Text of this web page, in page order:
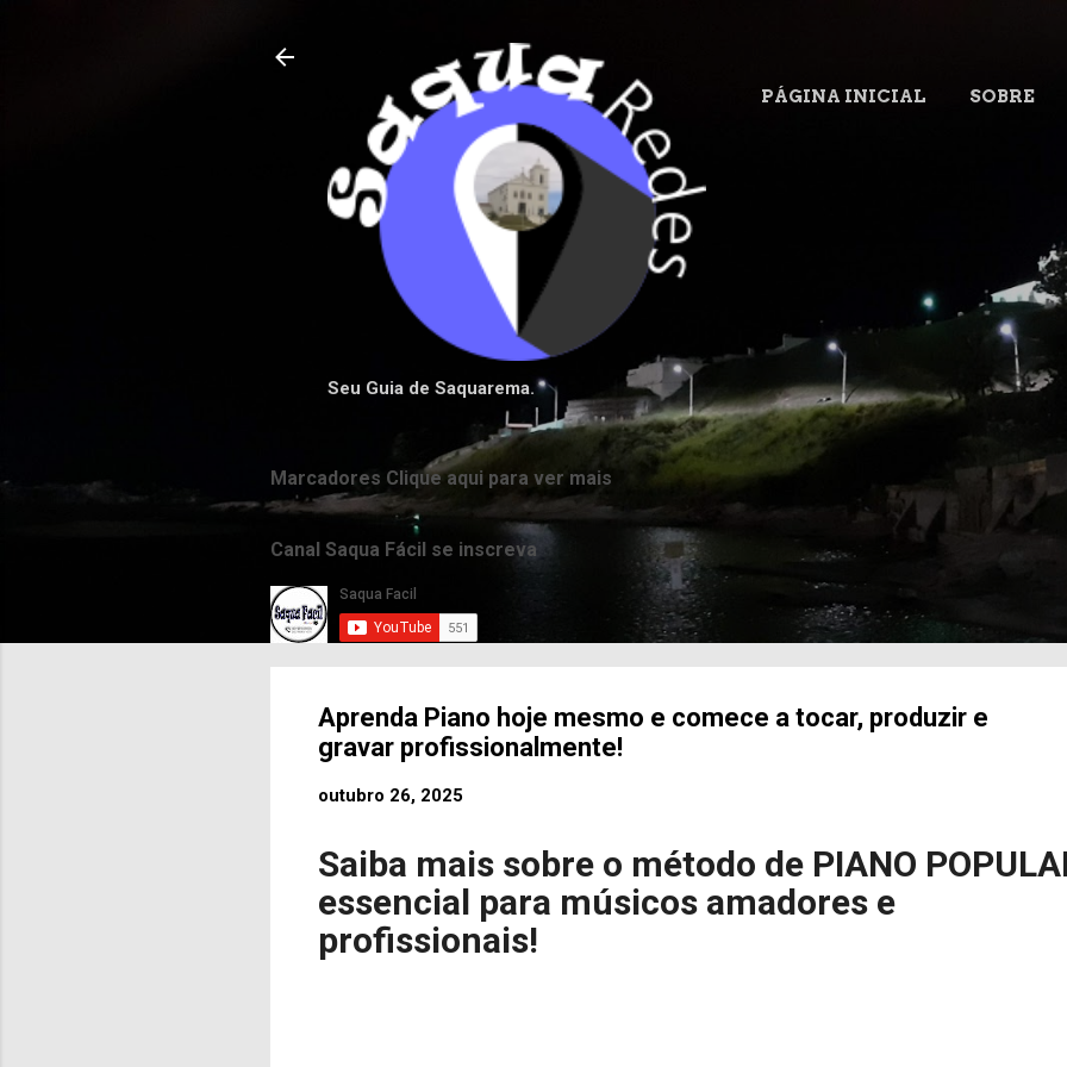
Seu Guia de Saquarema.
PÁGINA INICIAL SOBRE
Marcadores Clique aqui para ver mais
Canal Saqua Fácil se inscreva
Aprenda Piano hoje mesmo e comece a tocar, produzir e
gravar profissionalmente!
outubro 26, 2025
Saiba mais sobre o método de PIANO
essencial para músicos amadores e
profissionais!